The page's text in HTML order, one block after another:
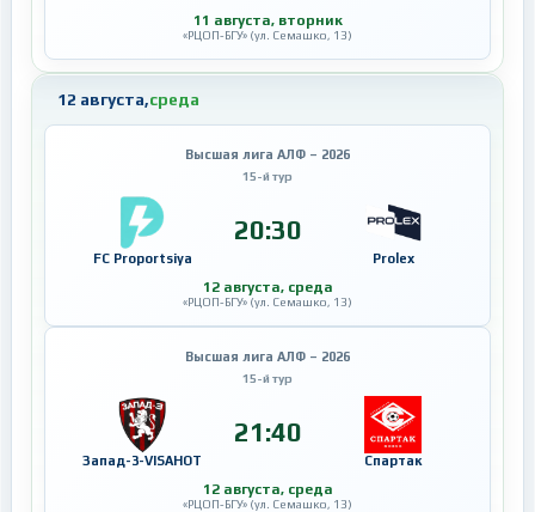
11 августа, вторник
«РЦОП-БГУ» (ул. Семашко, 13)
12 августа,среда
Высшая лига АЛФ – 2026
15-й тур
FC Proportsiya
20:30
Prolex
12 августа, среда
«РЦОП-БГУ» (ул. Семашко, 13)
Высшая лига АЛФ – 2026
15-й тур
Запад-3-VISAHOT
21:40
Спартак
12 августа, среда
«РЦОП-БГУ» (ул. Семашко, 13)